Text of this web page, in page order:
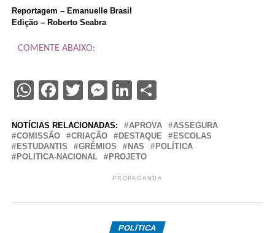
Reportagem – Emanuelle Brasil
Edição – Roberto Seabra
COMENTE ABAIXO:
WhatsApp
Facebook
Twitter
Messenger
LinkedIn
Share
NOTÍCIAS RELACIONADAS: APROVA
ASSEGURA
COMISSÃO
CRIAÇÃO DESTAQUE
ESCOLAS
ESTUDANTIS
GRÊMIOS NAS
POLÍTICA
POLITICA-NACIONAL
PROJETO
PROPAGANDA
POLÍTICA